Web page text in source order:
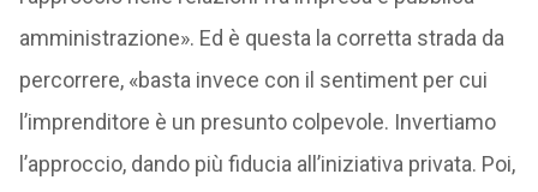
amministrazione». Ed è questa la corretta strada da
percorrere, «basta invece con il sentiment per cui
l’imprenditore è un presunto colpevole. Invertiamo
l’approccio, dando più fiducia all’iniziativa privata. Poi,